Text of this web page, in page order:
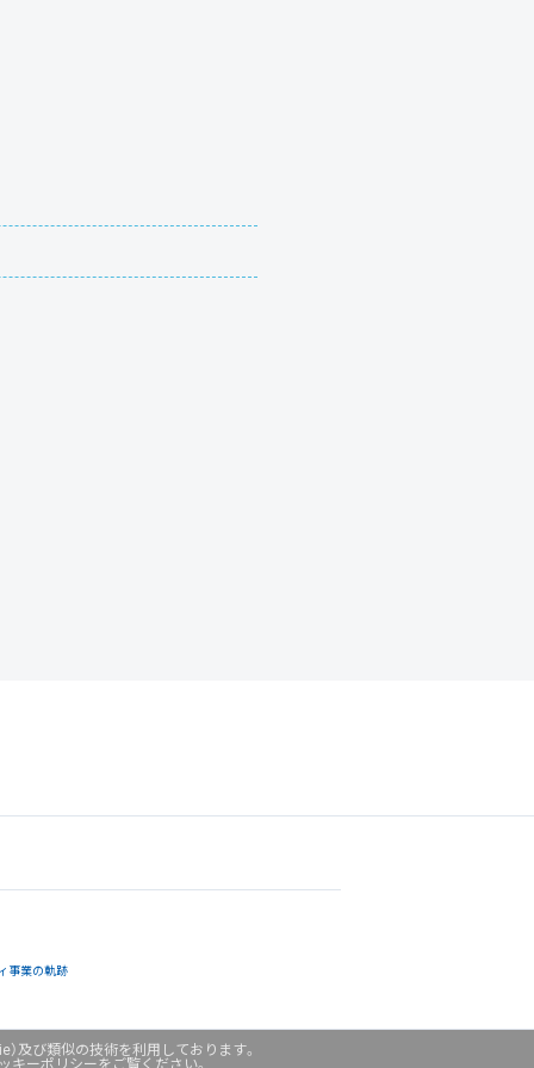
及び類似の技術を利用しております。
キーポリシーをご覧ください。
事業の軌跡